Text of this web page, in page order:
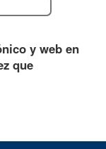
y web en
que